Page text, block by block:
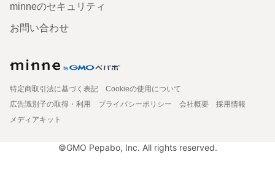
minneのセキュリティ
お問い合わせ
特定商取引法に基づく表記
Cookieの使用について
広告識別子の取得・利用
プライバシーポリシー 会社概要
採用情報
メディアキット
©GMO Pepabo, Inc. All rights reserved.